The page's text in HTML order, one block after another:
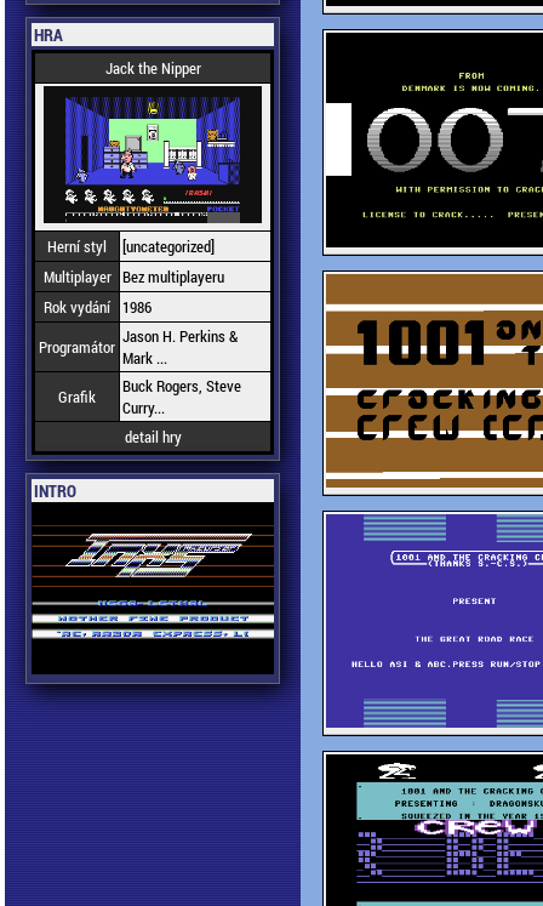
HRA
Jack the Nipper
Herní styl
[uncategorized]
Multiplayer Bez multiplayeru
Rok vydání
1986
Programátor Jason H. Perkins &
Mark ...
Grafik
Buck Rogers, Steve
Curry...
detail hry
INTRO